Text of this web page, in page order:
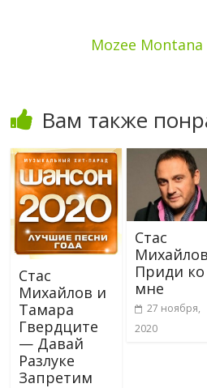
Mozee
Вам также
Стас
Михайлов и
Тамара
Гвердците
— Давай
Разлуке
Запретим
Стас
Приди ко
мне
27 ноября,
2020